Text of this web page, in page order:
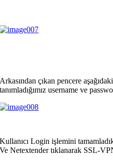
Arkasından çıkan pencere
tanımladığımız username ve
Kullanıcı Login işlemini
Ve Netextender tıklanarak SSL-